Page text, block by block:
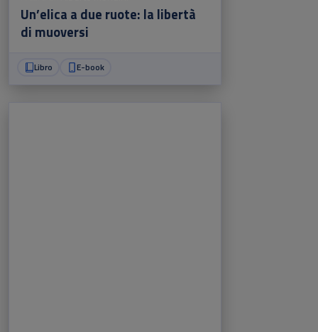
Un’elica a due ruote: la libertà
di muoversi
Libro E-book